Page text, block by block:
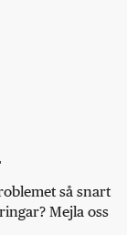
så snart
Mejla oss